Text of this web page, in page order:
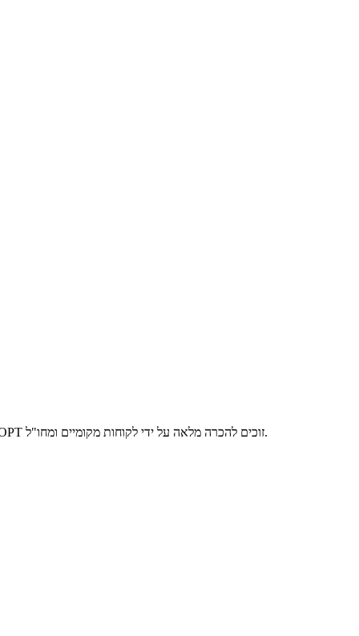
OPT מתעקש ליצור מותגים עם האיכות שלו, כשאתה קונה מוצרי OPT אתה קונה את הביצועים האמינים ואת חיי הכלי.במשך שנים רבות, הכלים של OPT זוכים להכרה מלאה על ידי לקוחות מקומיים ומחו"ל.